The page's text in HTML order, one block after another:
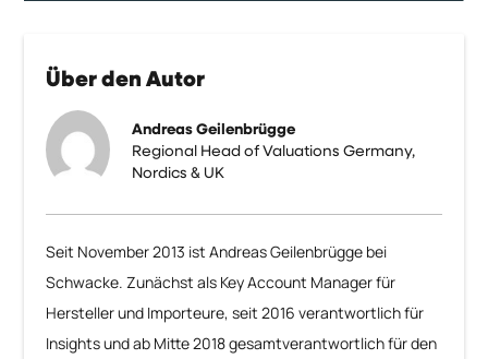
Über den Autor
Andreas Geilenbrügge
Regional Head of Valuations Germany,
Nordics & UK
Seit November 2013 ist Andreas Geilenbrügge bei
Schwacke. Zunächst als Key Account Manager für
Hersteller und Importeure, seit 2016 verantwortlich für
Insights und ab Mitte 2018 gesamtverantwortlich für den